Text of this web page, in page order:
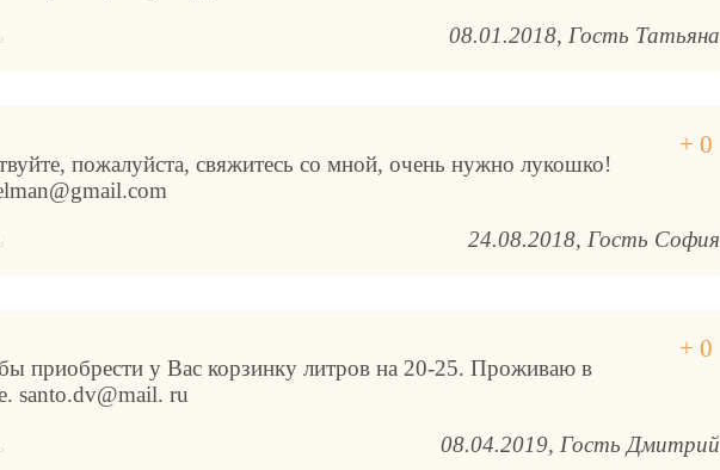
08.01.2018 Гость Татьяна
пожалуйста, свяжитесь со мной, очень нужно лукошко!
24.08.2018 Гость София
приобрести у Вас корзинку литров на 20-25. Проживаю в
santo.dv@mail. ru
08.04.2019 Гость Дмитрий